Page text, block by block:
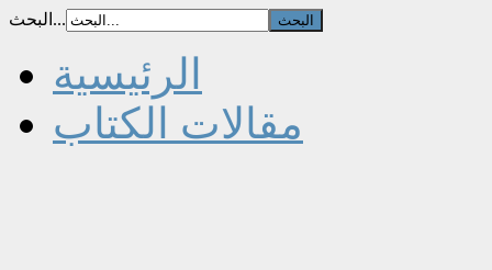
البحث...
الرئيسية
مقالات الكتاب